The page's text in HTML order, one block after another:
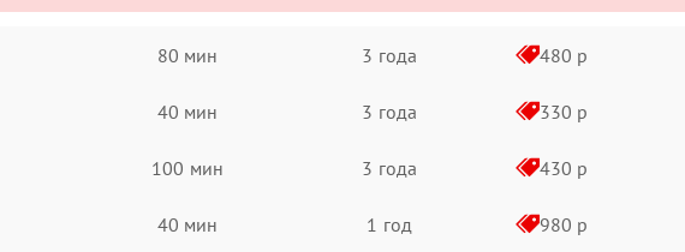
80 мин 3 года 480 р
40 мин 3 года 330 р
100 мин 3 года 430 р
40 мин 1 год 980 р